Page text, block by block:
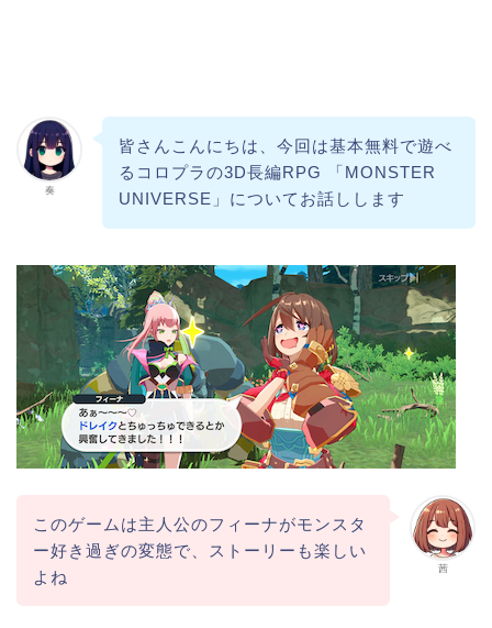
奏
皆さんこんにちは、今回は基本無料で遊べ
るコロプラの3D長編RPG
「MONSTER
UNIVERSE」についてお話しします
茜
このゲームは主人公のフィーナがモンスタ
ー好き過ぎの変態で、ストーリーも楽しい
よね